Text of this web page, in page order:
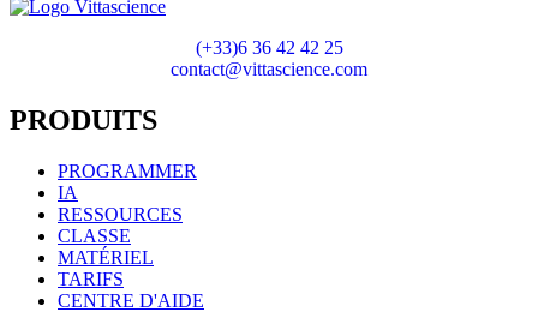
(+33)6 36 42 42 25
contact@vittascience.com
PRODUITS
PROGRAMMER
IA
RESSOURCES
CLASSE
MATÉRIEL
TARIFS
CENTRE D'AIDE